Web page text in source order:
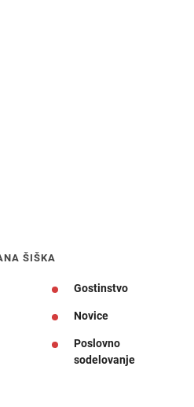
ŠIŠKA
Gostinstvo
Novice
Poslovno
sodelovanje